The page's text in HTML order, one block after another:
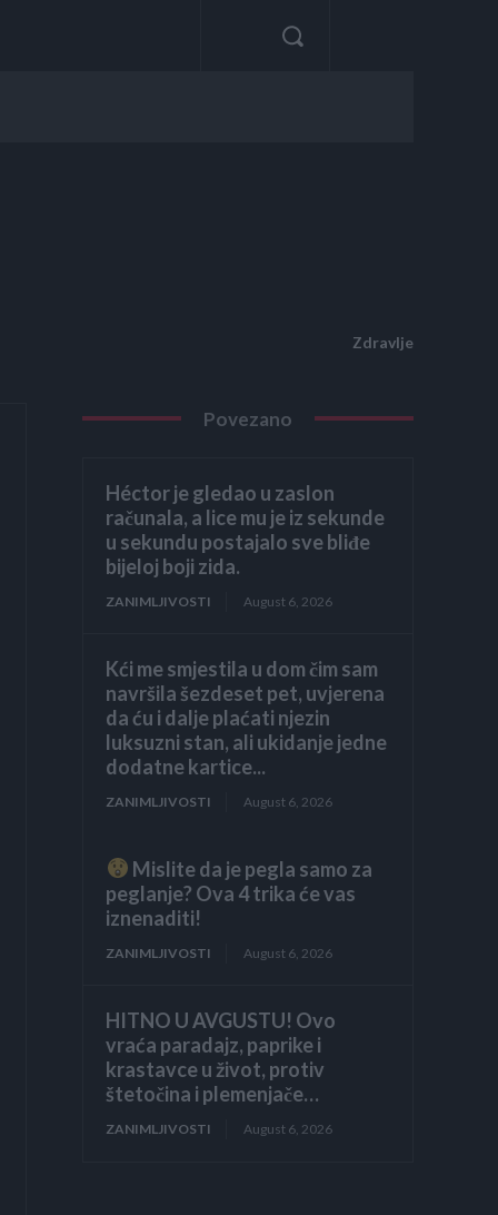
Zdravlje
Povezano
Héctor je gledao u zaslon
računala, a lice mu je iz sekunde
u sekundu postajalo sve bliđe
bijeloj boji zida.
ZANIMLJIVOSTI August 6, 2026
Kći me smjestila u dom čim sam
navršila šezdeset pet, uvjerena
da ću i dalje plaćati njezin
luksuzni stan, ali ukidanje jedne
dodatne kartice...
ZANIMLJIVOSTI August 6, 2026
Mislite da je pegla samo za
peglanje? Ova 4 trika će vas
iznenaditi!
ZANIMLJIVOSTI August 6, 2026
HITNO U AVGUSTU! Ovo
vraća paradajz, paprike i
krastavce u život, protiv
štetočina i plemenjače…
ZANIMLJIVOSTI August 6, 2026